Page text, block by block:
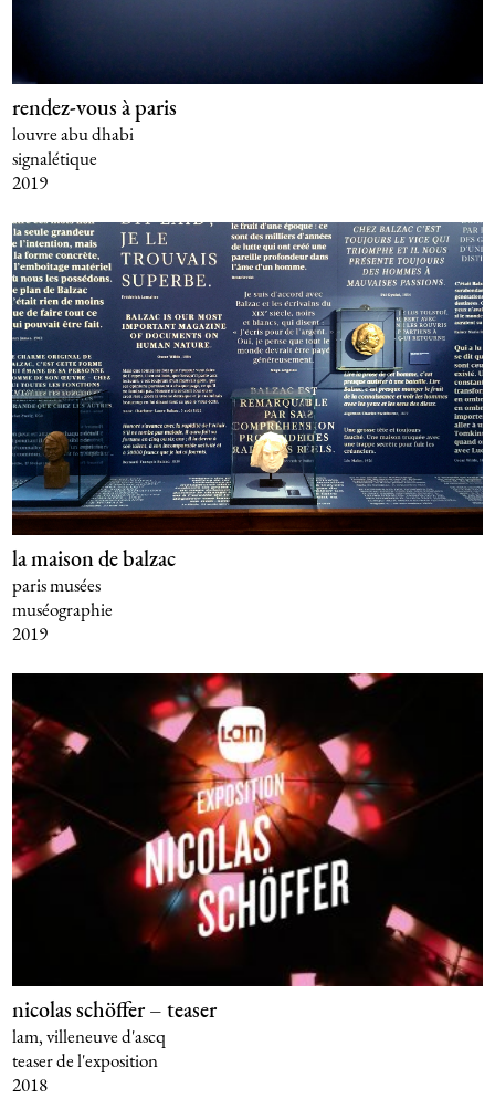
rendez-vous à paris
louvre abu dhabi
signalétique
2019
la maison de balzac
paris musées
muséographie
2019
nicolas schöffer – teaser
lam, villeneuve d'ascq
teaser de l'exposition
2018